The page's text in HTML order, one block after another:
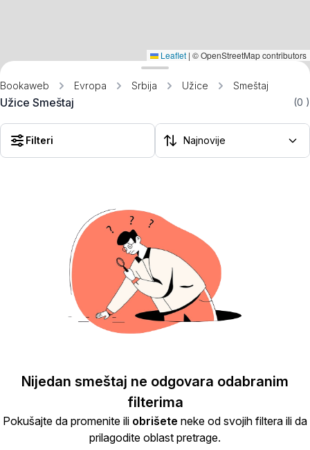
Bookaweb Evropa Srbija Užice Smeštaj
Užice Smeštaj (0 )
Filteri
Nijedan smeštaj ne odgovara odabranim
filterima
Pokušajte da promenite ili obrišete neke od svojih filtera ili da
prilagodite oblast pretrage.
Leaflet | © OpenStreetMap contributors